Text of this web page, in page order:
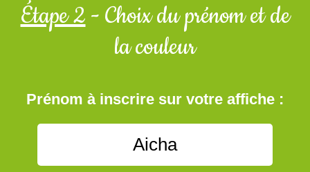
Étape 2- Choix du prénom et de
la couleur
Prénom à inscrire sur votre affiche :